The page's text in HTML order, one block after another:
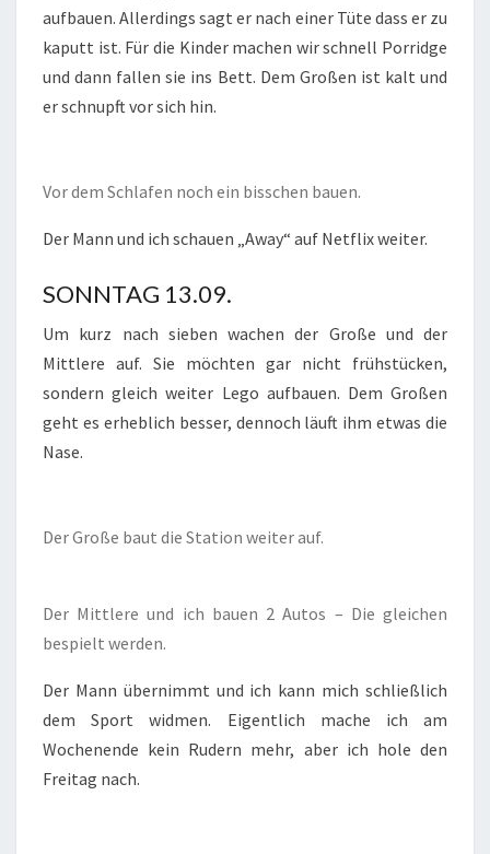
aufbauen. Allerdings sagt er nach einer Tüte dass er zu
kaputt ist. Für die Kinder machen wir schnell Porridge
und dann fallen sie ins Bett. Dem Großen ist kalt und
er schnupft vor sich hin.
Vor dem Schlafen noch ein bisschen bauen.
Der Mann und ich schauen „Away“ auf Netflix weiter.
SONNTAG 13.09.
Um kurz nach sieben wachen der Große und der
Mittlere auf. Sie möchten gar nicht frühstücken,
sondern gleich weiter Lego aufbauen. Dem Großen
geht es erheblich besser, dennoch läuft ihm etwas die
Nase.
Der Große baut die Station weiter auf.
Der Mittlere und ich bauen 2 Autos – Die gleichen
bespielt werden.
Der Mann übernimmt und ich kann mich schließlich
dem Sport widmen. Eigentlich mache ich am
Wochenende kein Rudern mehr, aber ich hole den
Freitag nach.